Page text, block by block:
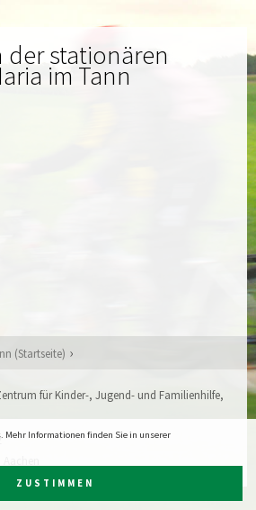
Mehr Informationen finden Sie in unserer
ZUSTIMMEN
stationären
im Tann
(Startseite)
für Kinder-, Jugend- und Familienhilfe,